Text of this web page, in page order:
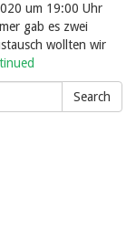
um 19:00 Uhr
gab es zwei
wollten wir
Search